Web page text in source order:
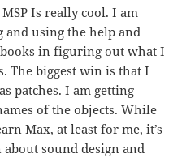
Is really cool. I am
and using the help and
in figuring out what I
The biggest win is that I
patches. I am getting
of the objects. While
Max, at least for me, it’s
sound design and